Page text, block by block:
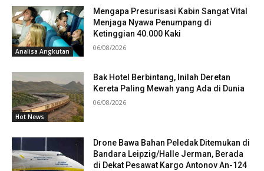
Analisa Angkutan
Mengapa Presurisasi Kabin Sangat Vital
Menjaga Nyawa Penumpang di
Ketinggian 40.000 Kaki
06/08/2026
Hot News
Bak Hotel Berbintang, Inilah Deretan
Kereta Paling Mewah yang Ada di Dunia
06/08/2026
Drone Bawa Bahan Peledak Ditemukan di
Bandara Leipzig/Halle Jerman, Berada
di Dekat Pesawat Kargo Antonov An-124